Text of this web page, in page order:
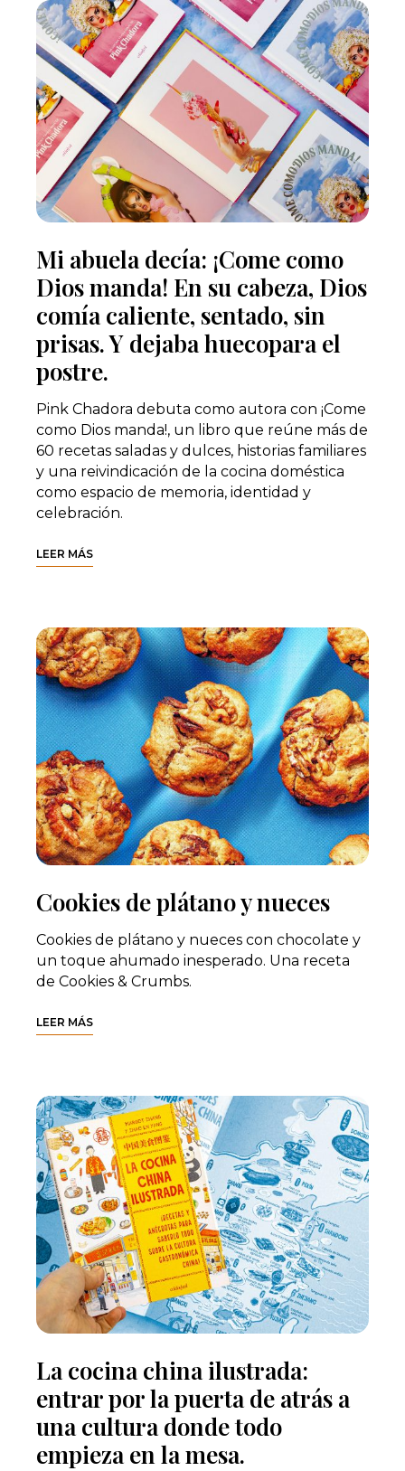
Mi abuela decía: ¡Come como
Dios manda! En su cabeza, Dios
comía caliente, sentado, sin
prisas. Y dejaba huecopara el
postre.
Pink Chadora debuta como autora con ¡Come
como Dios manda!, un libro que reúne más de
60 recetas saladas y dulces, historias familiares
y una reivindicación de la cocina doméstica
como espacio de memoria, identidad y
celebración.
LEER MÁS
Cookies de plátano y nueces
Cookies de plátano y nueces con chocolate y
un toque ahumado inesperado. Una receta
de Cookies & Crumbs.
LEER MÁS
La cocina china ilustrada:
entrar por la puerta de atrás a
una cultura donde todo
empieza en la mesa.